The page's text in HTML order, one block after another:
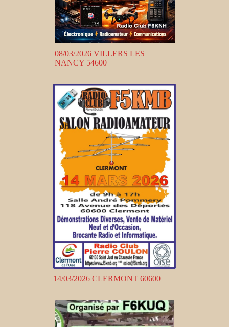
08/03/2026 VILLERS LES
NANCY 54600
14/03/2026 CLERMONT 60600